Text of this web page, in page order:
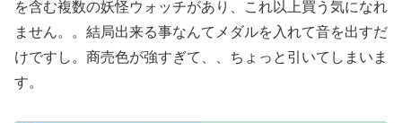
を含む複数の妖怪ウォッチがあり、これ以上買う気になれ
ません。。結局出来る事なんてメダルを入れて音を出すだ
けですし。商売色が強すぎて、、ちょっと引いてしまいま
す。